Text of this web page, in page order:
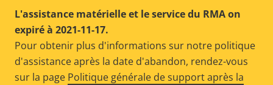
L'assistance matérielle et le service du RMA on
expiré à 2021-11-17.
Pour obtenir plus d'informations sur notre politique
d'assistance après la date d'abandon, rendez-vous
sur la page Politique générale de support après la